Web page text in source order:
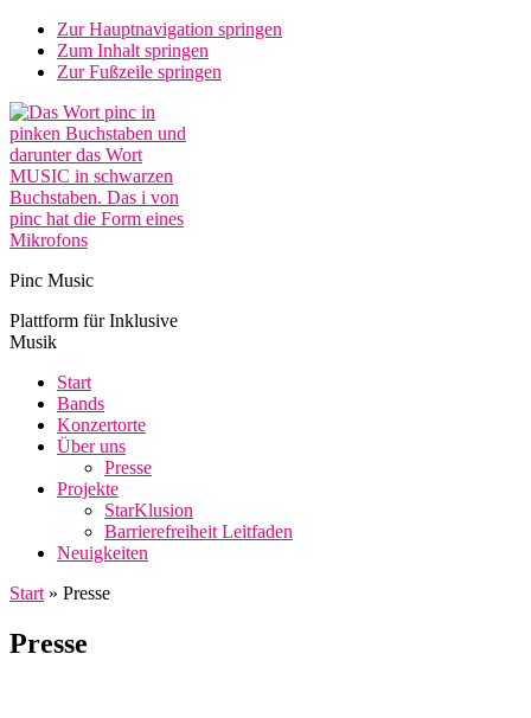
Zur Hauptnavigation springen
Zum Inhalt springen
Zur Fußzeile springen
Pinc Music
Plattform für Inklusive
Musik
Start
Bands
Konzertorte
Über uns
Presse
Projekte
StarKlusion
Barrierefreiheit Leitfaden
Neuigkeiten
Start » Presse
Presse